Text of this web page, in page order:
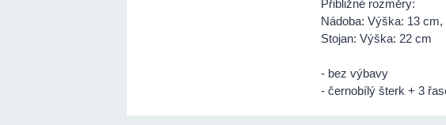
Přibližné rozměry:
Nádoba: Výška: 13
Stojan: Výška: 22 cm
- bez výbavy
- černobílý šterk + 3